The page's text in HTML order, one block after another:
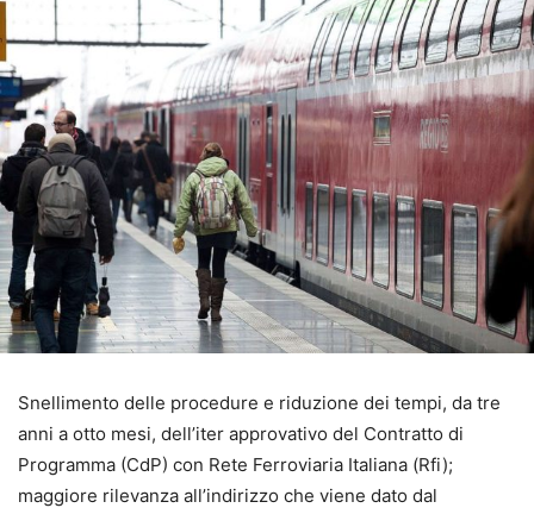
Snellimento delle procedure e riduzione dei tempi, da tre
anni a otto mesi, dell’iter approvativo del Contratto di
Programma (CdP) con Rete Ferroviaria Italiana (Rfi);
maggiore rilevanza all’indirizzo che viene dato dal